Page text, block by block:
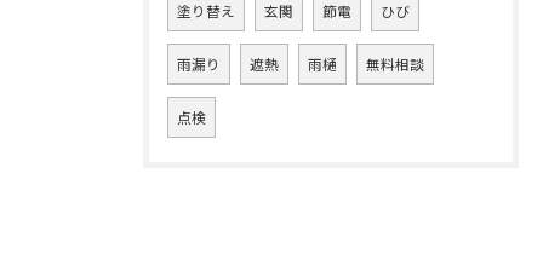
塗り替え 玄関 節電 ひび
雨漏り 遮熱 雨樋 無料相談
点検